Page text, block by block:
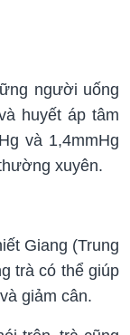
người uống
huyết áp tâm
và 1,4mmHg
xuyên.
Giang (Trung
trà có thể giúp
giảm cân.